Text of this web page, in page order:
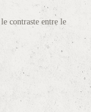
le contraste entre le